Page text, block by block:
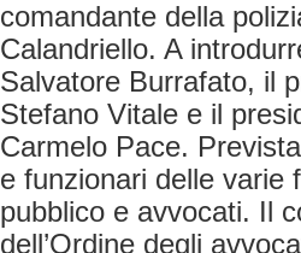
comandante della
Calandriello. A
Salvatore Burrafato, il
Stefano Vitale e il
Carmelo Pace.
e funzionari delle varie
pubblico e avvocati. Il
dell’Ordine degli